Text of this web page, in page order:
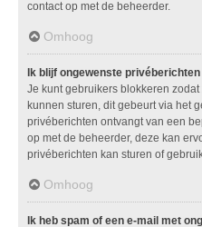
contact op met de beheerder.
Omhoog
Ik blijf ongewenste
Je kunt gebruikers blokkeren
kunnen sturen, dit gebeurt via het
privéberichten ontvangt van een
op met de beheerder, deze kan
privéberichten kan sturen of
Omhoog
Ik heb spam of een e-mail met